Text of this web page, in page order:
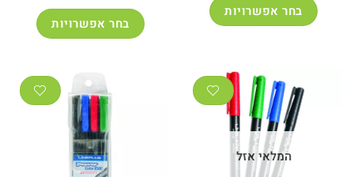
בחר אפשרויות
מספר
סוגים.
ניתן
לבחור
את
האפשרויות
בחר אפשרויות
מספר
סוגים.
ניתן
לבחור
את
האפשרויות
המלאי אזל